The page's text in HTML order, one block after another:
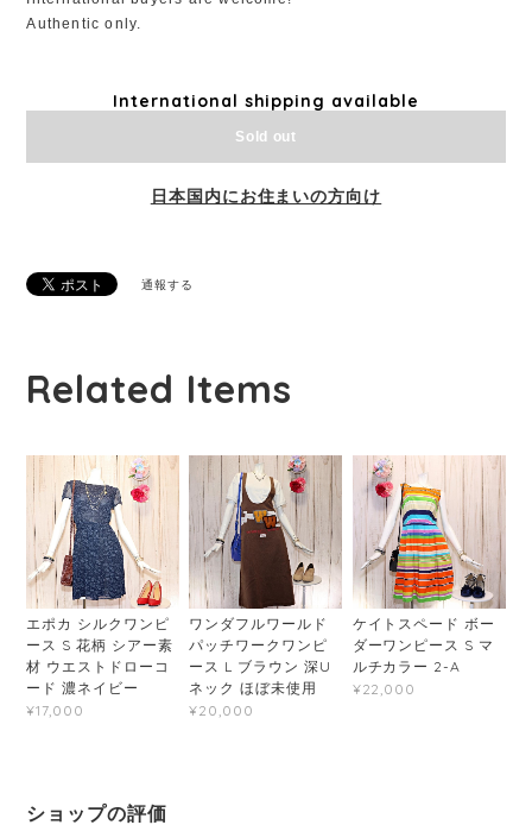
Authentic only.
International shipping available
Sold out
日本国内にお住まいの方向け
通報する
Related Items
エポカ シルクワンピ
ース S 花柄 シアー素
材 ウエストドローコ
ード 濃ネイビー
¥17,000
ワンダフルワールド
パッチワークワンピ
ース L ブラウン 深U
ネック ほぼ未使用
¥20,000
ケイトスペード ボー
ダーワンピース S マ
ルチカラー 2-A
¥22,000
ショップの評価